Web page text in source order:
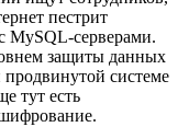
пестрит
MySQL-серверами.
защиты данных
продвинутой системе
тут есть